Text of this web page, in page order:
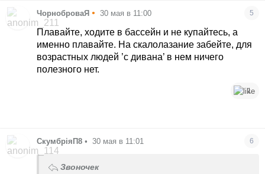
ЧорноброваЯ • 30 мая в 11:00 5
Плавайте, ходите в бассейн и не купайтесь, а
именно плавайте. На скалолазание забейте, для
возрастных людей ’с дивана’ в нем ничего
полезного нет.
1
СкумбріяП8 • 30 мая в 11:01 6
Звоночек